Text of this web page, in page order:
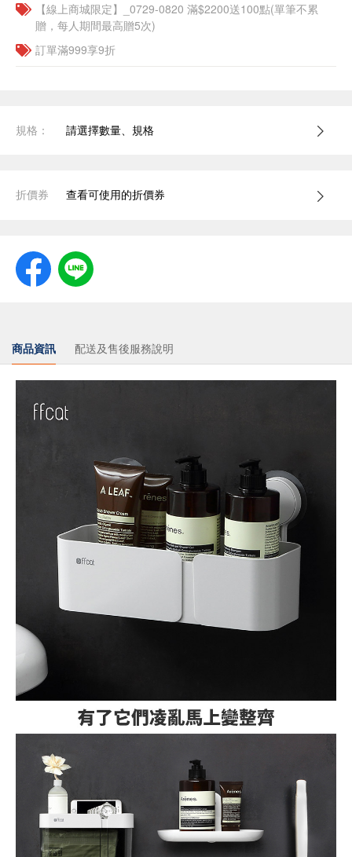
【線上商城限定】_0729-0820 滿$2200送100點(單筆不累
贈，每人期間最高贈5次)
訂單滿999享9折
規格： 請選擇數量、規格
折價券 查看可使用的折價券
商品資訊 配送及售後服務說明